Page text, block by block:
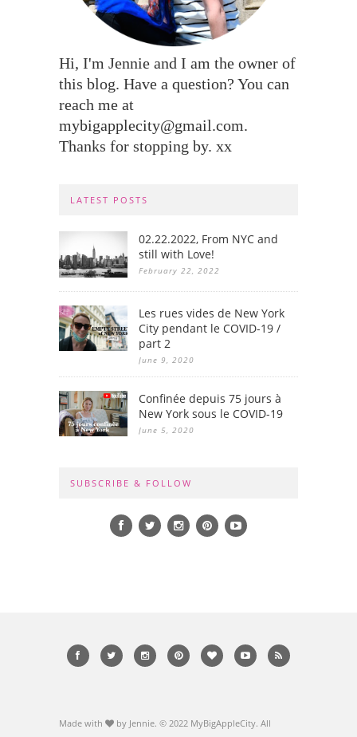
Hi, I'm Jennie and I am the owner of
this blog. Have a question? You can
reach me at
mybigapplecity@gmail.com.
Thanks for stopping by. xx
LATEST POSTS
02.22.2022, From NYC and
still with Love!
February 22, 2022
Les rues vides de New York
City pendant le COVID-19 /
part 2
June 9, 2020
Confinée depuis 75 jours à
New York sous le COVID-19
June 5, 2020
SUBSCRIBE & FOLLOW
Made with by Jennie. © 2022 MyBigAppleCity. All